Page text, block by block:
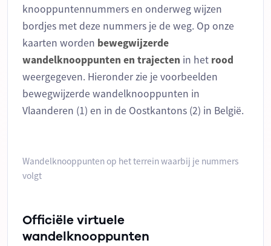
knooppuntennummers en onderweg wijzen
bordjes met deze nummers je de weg. Op onze
kaarten worden bewegwijzerde
wandelknooppunten en trajecten in het rood
weergegeven. Hieronder zie je voorbeelden
bewegwijzerde wandelknooppunten in
Vlaanderen (1) en in de Oostkantons (2) in België.
Wandelknooppunten op het terrein waarbij je nummers
volgt
Officiële virtuele
wandelknooppunten